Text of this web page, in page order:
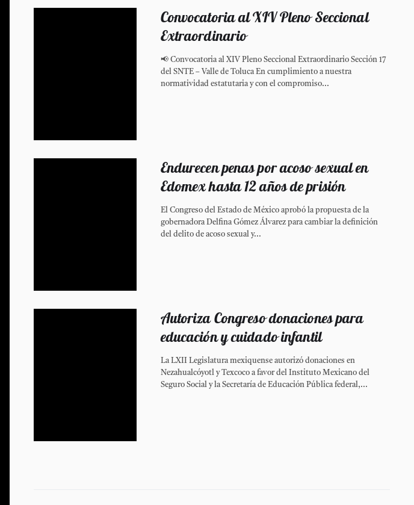
Convocatoria al XIV Pleno Seccional
Extraordinario
📢 Convocatoria al XIV Pleno Seccional Extraordinario Sección 17
del SNTE – Valle de Toluca En cumplimiento a nuestra
normatividad estatutaria y con el compromiso...
Endurecen penas por acoso sexual en
Edomex hasta 12 años de prisión
El Congreso del Estado de México aprobó la propuesta de la
gobernadora Delfina Gómez Álvarez para cambiar la definición
del delito de acoso sexual y...
Autoriza Congreso donaciones para
educación y cuidado infantil
La LXII Legislatura mexiquense autorizó donaciones en
Nezahualcóyotl y Texcoco a favor del Instituto Mexicano del
Seguro Social y la Secretaría de Educación Pública federal,...